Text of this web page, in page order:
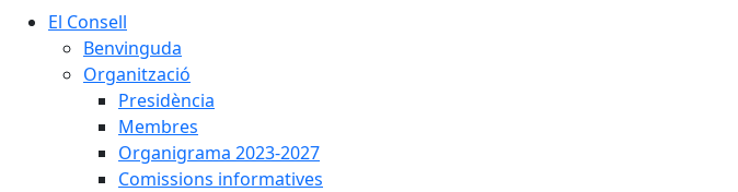
El Consell
Benvinguda
Organització
Presidència
Membres
Organigrama 2023-2027
Comissions informatives